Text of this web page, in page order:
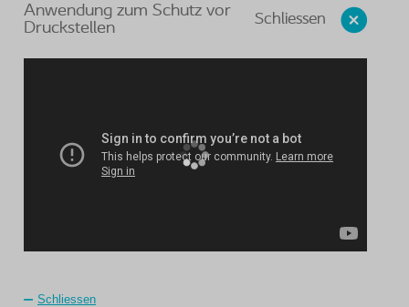
Schliessen
Anwendung zum Schutz vor
Druckstellen
Schliessen